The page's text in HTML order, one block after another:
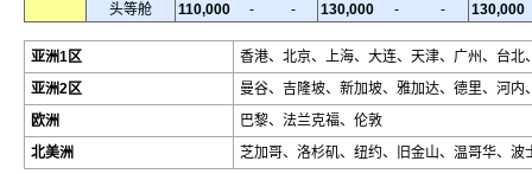
头等舱
110,000 - - 130,000 - - 130,000
亚洲1区
香港、北京、上海、大连、天津、广州、台北
亚洲2区
曼谷、吉隆坡、新加坡、雅加达、德里、河内
欧洲
巴黎、法兰克福、伦敦
北美洲
芝加哥、洛杉矶、纽约、旧金山、温哥华、